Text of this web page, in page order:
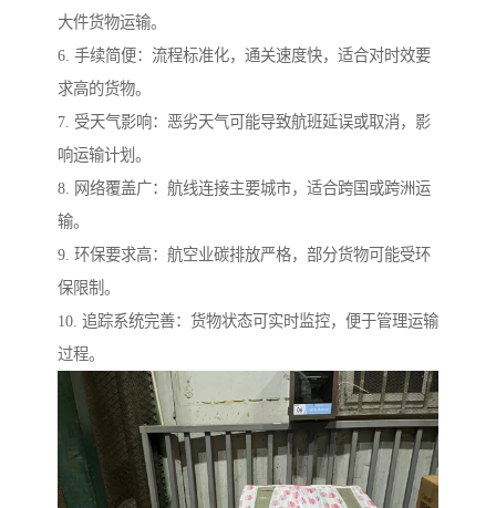
大件货物运输。
6. 手续简便：流程标准化，通关速度快，适合对时效要
求高的货物。
7. 受天气影响：恶劣天气可能导致航班延误或取消，影
响运输计划。
8. 网络覆盖广：航线连接主要城市，适合跨国或跨洲运
输。
9. 环保要求高：航空业碳排放严格，部分货物可能受环
保限制。
10. 追踪系统完善：货物状态可实时监控，便于管理运输
过程。